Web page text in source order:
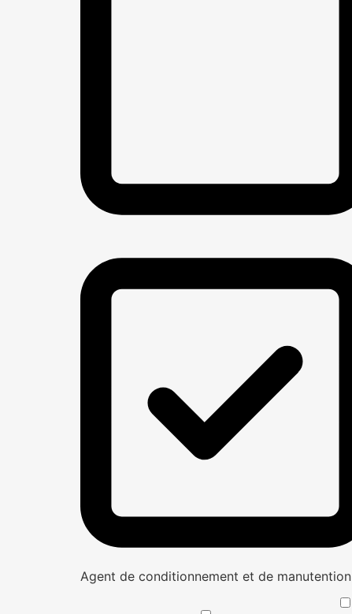
Agent de conditionnement et de manutention